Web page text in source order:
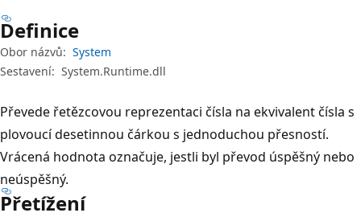
Definice
Obor názvů: System
Sestavení: System.Runtime.dll
Převede řetězcovou reprezentaci čísla na ekvivalent čísla s
plovoucí desetinnou čárkou s jednoduchou přesností.
Vrácená hodnota označuje, jestli byl převod úspěšný nebo
neúspěšný.
Přetížení